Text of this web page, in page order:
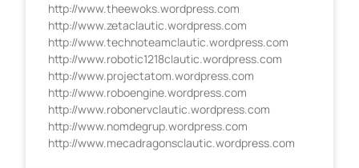
http://www.theewoks.wordpress.com
http://www.zetaclautic.wordpress.com
http://www.technoteamclautic.wordpress.com
http://www.robotic1218clautic.wordpress.com
http://www.projectatom.wordpress.com
http://www.roboengine.wordpress.com
http://www.robonervclautic.wordpress.com
http://www.nomdegrup.wordpress.com
http://www.mecadragonsclautic.wordpress.com